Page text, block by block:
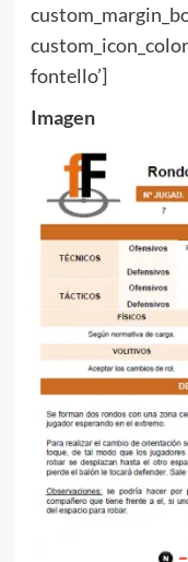
fontello’]
Imagen